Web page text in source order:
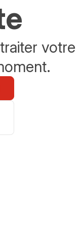
votre